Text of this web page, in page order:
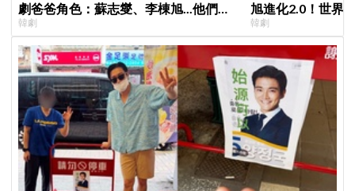
劇爸爸角色：蘇志燮、李棟旭...他們連
命都可以不要
韓劇
旭進化2.0！世界
登場竟殺了「他」
韓劇